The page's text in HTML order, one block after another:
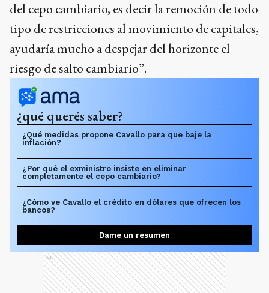
del cepo cambiario, es decir la remoción de todo
tipo de restricciones al movimiento de capitales,
ayudaría mucho a despejar del horizonte el
riesgo de salto cambiario”.
¿qué querés saber?
¿Qué medidas propone Cavallo para que baje la
inflación?
¿Por qué el exministro insiste en eliminar
completamente el cepo cambiario?
¿Cómo ve Cavallo el crédito en dólares que ofrecen los
bancos?
Dame un resumen
Ads